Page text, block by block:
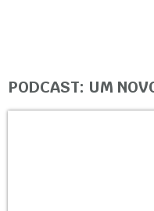
PODCAST: UM